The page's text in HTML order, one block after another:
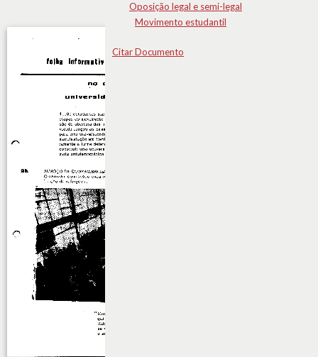
Oposição legal e semi-legal
Movimento estudantil
Citar Documento